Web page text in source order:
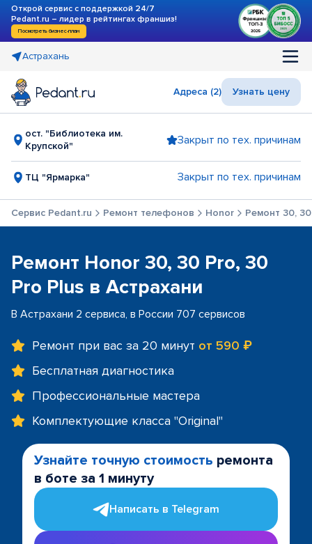
Открой сервис с поддержкой 24/7
Pedant.ru – лидер в рейтингах франшиз!
Посмотреть бизнес-план
Астрахань
Адреса (2) Узнать цену
ост. "Библиотека им.
Крупской"
Закрыт по тех. причинам
ТЦ "Ярмарка" Закрыт по тех. причинам
Сервис Pedant.ru Ремонт телефонов Honor Ремонт 30,
Ремонт Honor 30, 30 Pro, 30
Pro Plus в Астрахани
В Астрахани 2 сервиса, в России 707 сервисов
Ремонт при вас за 20 минут от 590 ₽
Бесплатная диагностика
Профессиональные мастера
Комплектующие класса "Original"
Узнайте точную стоимость ремонта
в боте за 1 минуту
Написать в Telegram